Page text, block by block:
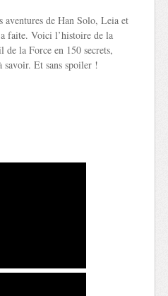
aventures de Han Solo, Leia et
faite. Voici l’histoire de la
la Force en 150 secrets,
savoir. Et sans spoiler !